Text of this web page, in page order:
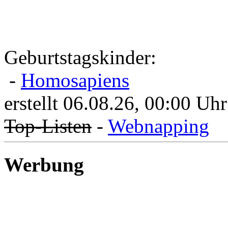
Geburtstagskinder:
- Homosapiens
erstellt 06.08.26, 00:00 Uhr
Top-Listen - Webnapping
Werbung